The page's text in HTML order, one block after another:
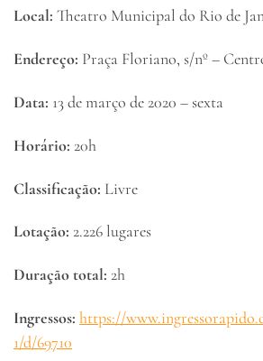
Local: Theatro Municipal do Rio de
Endereço: Praça Floriano, s/nº –
Data: 13 de março de 2020 – sexta
Horário: 20h
Classificação: Livre
Lotação: 2.226 lugares
Duração total: 2h
Ingressos: https://
1/d/69710